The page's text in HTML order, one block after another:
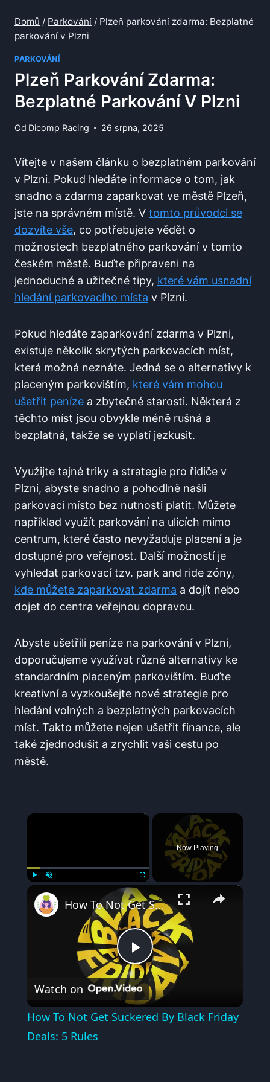
Domů / Parkování / Plzeň parkování zdarma: Bezplatné
parkování v Plzni
PARKOVÁNÍ
Plzeň Parkování Zdarma:
Bezplatné Parkování V Plzni
Od Dicomp Racing 26 srpna, 2025
Vítejte v našem článku⁣ o bezplatném parkování
v Plzni. Pokud hledáte informace o‍ tom, jak
snadno a zdarma⁣ zaparkovat ⁢ve ‍městě Plzeň,
jste na správném místě. V tomto‌ průvodci se
dozvíte vše, ‌co potřebujete vědět o‍
možnostech bezplatného parkování v tomto
českém ‍městě. Buďte připraveni na
jednoduché⁣ a užitečné tipy, které⁣ vám usnadní
‌hledání parkovacího místa v ⁤Plzni.
Pokud hledáte zaparkování zdarma⁢ v ‍Plzni,⁣
existuje několik skrytých parkovacích míst,
která ​možná neznáte. Jedná se o⁣ alternativy k
placeným parkovištím, které ‌vám mohou
‌ušetřit peníze a ‌zbytečné starosti. Některá z
těchto míst jsou ⁣obvykle méně rušná a
bezplatná, takže se vyplatí​ jezkusit.
Využijte tajné‌ triky⁤ a strategie ⁣pro řidiče ⁢v
Plzni,⁤ abyste snadno a pohodlně našli
parkovací místo bez nutnosti platit. Můžete
například využít parkování na ulicích mimo⁢
centrum, které⁣ často nevyžaduje ⁣placení a je​
dostupné ​pro veřejnost. Další⁢ možností je
vyhledat parkovací tzv. park and ride ⁤zóny,
kde můžete ⁢zaparkovat zdarma ‌a​ dojít ​nebo‍
dojet do centra veřejnou dopravou.
Abyste ušetřili peníze na parkování v Plzni,
doporučujeme ‍využívat různé alternativy ⁢ke⁢
standardním⁣ placeným parkovištím. ⁢Buďte
kreativní a vyzkoušejte nové strategie pro​
hledání volných⁢ a bezplatných ⁣parkovacích
míst. Takto můžete nejen ‍ušetřit finance, ale
také⁣ zjednodušit a zrychlit⁤ vaši cestu po
městě.
×
Now Playing
×
Play
Video
How To Not Get Suckered By Black Friday Deals: 5 Rules
Watch on
How To Not Get Suckered By Black Friday
Deals: 5 Rules